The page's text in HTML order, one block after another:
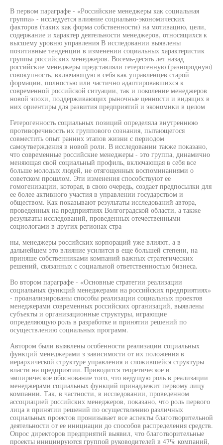
В первом параграфе - «Российские менеджеры как социальная
группа» - исследуется влияние социально-экономических
факторов (таких как форма собственности) на мотивацию, цели,
содержание и характер деятельности менеджеров, относящихся к
высшему уровню управления В исследовании выявлены
позитивные тенденции в изменении социальных характеристик
группы российских менеджеров. Восемь-десять лет назад
российские менеджеры представляли гетерогенную (разнородную)
совокупность, включающую в себя как управленцев старой
формации, полностью или частично адаптировавшихся к
современной российской ситуации, так и поколение менеджеров
новой эпохи, поддерживающих рыночные ценности и видящих в
них ориентиры для развития предприятий и экономики в целом
Гетерогенность социальных позиций определяла внутреннюю
противоречивость их группового сознания, пытающегося
совместить опыт ранних этапов жизни с периодом
самоутверждения в новой роли. В исследовании также показано,
что современные российские менеджеры - это группа, динамично
меняющая свой социальный профиль, включающая в себя все
больше молодых людей, не отягощенных воспоминаниями о
советском прошлом. Эти изменения способствуют ее
гомогенизации, которая, в свою очередь, создает предпосылки для
ее более активного участия в управлении государством и
обществом. Как показывают результаты исследований автора,
проведенных на предприятиях Волгоградской области, а также
результаты исследований, проведенных отечественными
социологами в других регионах стра-
ны, менеджеры российских корпораций уже влияют, а в
дальнейшем это влияние усилится в еще большей степени, на
приняше собственниками компаний важных стратегических
решений, связанных с социальной ответственностью бизнеса.
Во втором параграфе - «Основные стратегии реализации
социальных функций менеджерами на российских предприятиях»
- проанализированы способы реализации социальных проектов
менеджерами современных российских организаций, выявлены
субъекты и организационные структуры, играющие
определяющую роль в разработке и принятии решений по
осуществлению социальных программ.
Автором были выявлены особенности реализации социальных
функций менеджерами з зависимости от их положения в
иерархической структуре управления и сложившейся структуры
власти на предприятии. Приводится теоретическое и
эмпирическое обоснование того, что ведущую роль в реализации
менеджерами социальных функций принадлежит первому лицу
компании. Так, в частности, в исследовании, проведенном
ассоциацией российских менеджеров, показано, что роль первого
лица в принятии решений по осуществлению различных
социальных проектов пронизывает все аспекты благотворительной
деятельности от ее инициации до способов распределения средств.
Опрос директоров предприятий выявил, что благотворительные
проекты инициируются группой руководителей в 47% компаний,